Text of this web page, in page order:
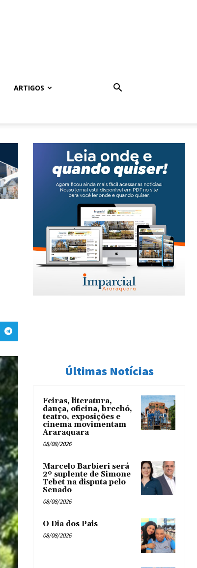
ARTIGOS
Últimas Notícias
Feiras, literatura,
dança, oficina, brechó,
teatro, exposições e
cinema movimentam
Araraquara
08/08/2026
Marcelo Barbieri será
2º suplente de Simone
Tebet na disputa pelo
Senado
08/08/2026
O Dia dos Pais
08/08/2026